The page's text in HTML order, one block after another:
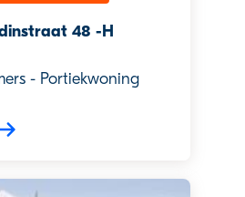
48 -H
- Portiekwoning